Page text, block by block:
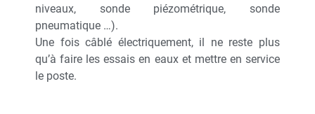
niveaux, sonde piézométrique, sonde
pneumatique …).
Une fois câblé électriquement, il ne reste plus
qu’à faire les essais en eaux et mettre en service
le poste.